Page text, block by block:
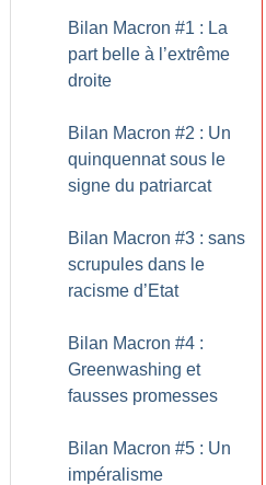
Bilan Macron #1 : La
part belle à l’extrême
droite
Bilan Macron #2 : Un
quinquennat sous le
signe du patriarcat
Bilan Macron #3 : sans
scrupules dans le
racisme d’Etat
Bilan Macron #4 :
Greenwashing et
fausses promesses
Bilan Macron #5 : Un
impéralisme